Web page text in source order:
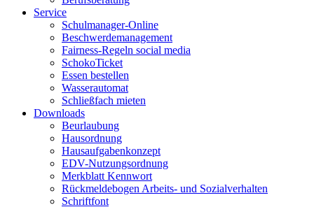
Service
Schulmanager-Online
Beschwerdemanagement
Fairness-Regeln social media
SchokoTicket
Essen bestellen
Wasserautomat
Schließfach mieten
Downloads
Beurlaubung
Hausordnung
Hausaufgabenkonzept
EDV-Nutzungsordnung
Merkblatt Kennwort
Rückmeldebogen Arbeits- und Sozialverhalten
Schriftfont